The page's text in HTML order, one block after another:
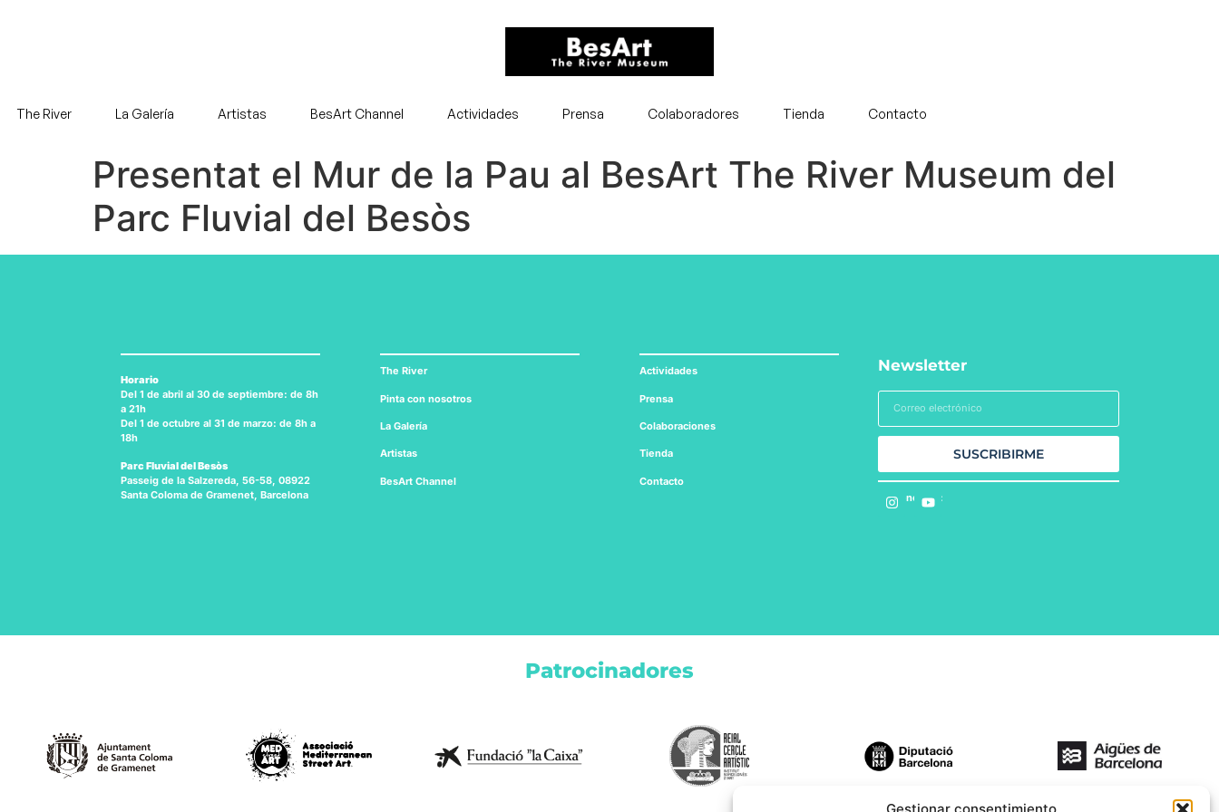
The River La Galería Artistas BesArt Channel Actividades Prensa Colaboradores Tienda Contacto
Presentat el Mur de la Pau al BesArt The River Museum del
Parc Fluvial del Besòs
Horario
Del 1 de abril al 30 de septiembre: de 8h
a 21h
Del 1 de octubre al 31 de marzo: de 8h a
18h
Parc Fluvial del Besòs
Passeig de la Salzereda, 56-58, 08922
Santa Coloma de Gramenet, Barcelona
The River
Pinta con nosotros
La Galería
Artistas
BesArt Channel
Actividades
Prensa
Colaboraciones
Tienda
Contacto
Newsletter
SUSCRIBIRME
Síguenos en:
Patrocinadores